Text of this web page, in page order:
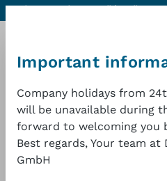
Aiuto e contatti Qualità eccellente a
Shop
Important
Company holidays from
will be unavailable during
forward to welcoming you
Best regards, Your team at
GmbH